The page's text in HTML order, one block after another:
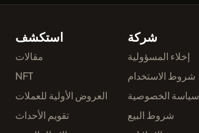
استكشف
مقالات
NFT
العروض الأولية للعملات
تقويم الأحداث
شركة
إخلاء المسؤولية
شروط الاستخدام
سياسة الخصوصية
شروط البيع